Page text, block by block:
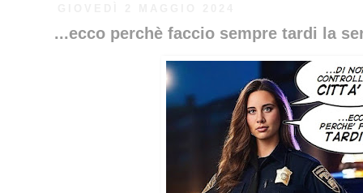
...ecco perchè faccio sempre tardi la